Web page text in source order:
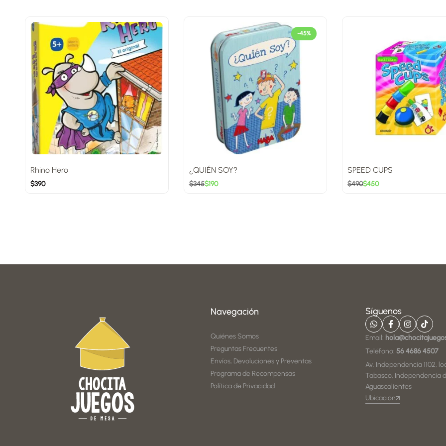
Rhino Hero
$390
-45%
¿QUIÉN SOY?
$345$190
SPEED CUPS
$490$450
Navegación
Quiénes Somos
Preguntas Frecuentes
Envíos, Devoluciones y Preventas
Programa de Recompensas
Política de Privacidad
Síguenos
Email:
Teléfono:56 4686 4507
Av. Independencia 1102,
Tabasco, Independencia
Aguascalientes
Ubicación